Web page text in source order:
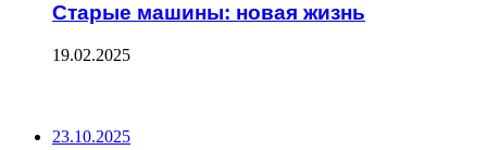
Старые машины: новая жизнь
19.02.2025
23.10.2025